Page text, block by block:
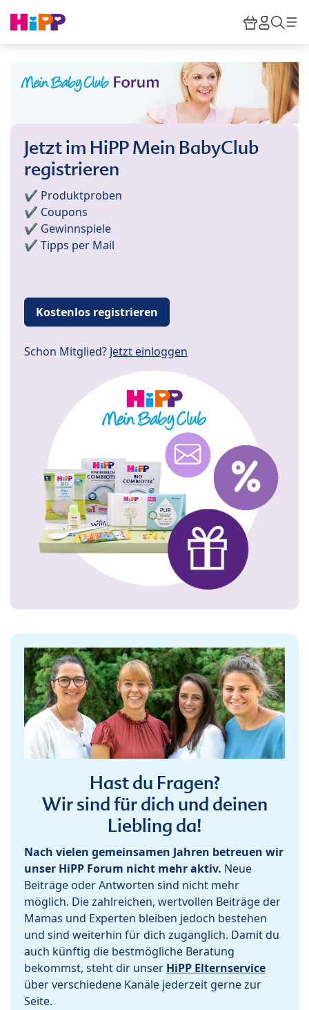
HiPP
Jetzt im HiPP Mein BabyClub
registrieren
✔️ Produktproben
✔️ Coupons
✔️ Gewinnspiele
✔️ Tipps per Mail
Kostenlos registrieren
Schon Mitglied? Jetzt einloggen
Hast du Fragen?
Wir sind für dich und deinen
Liebling da!
Nach vielen gemeinsamen Jahren betreuen wir
unser HiPP Forum nicht mehr aktiv. Neue
Beiträge oder Antworten sind nicht mehr
möglich. Die zahlreichen, wertvollen Beiträge der
Mamas und Experten bleiben jedoch bestehen
und sind weiterhin für dich zugänglich. Damit du
auch künftig die bestmögliche Beratung
bekommst, steht dir unser HiPP Elternservice
über verschiedene Kanäle jederzeit gerne zur
Seite.